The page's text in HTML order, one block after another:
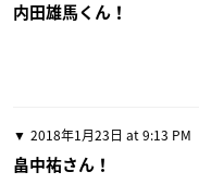
内田雄馬くん！
2018年1月23日 at 9:13 PM
畠中祐さん！